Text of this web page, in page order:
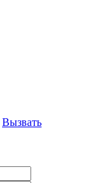
Вызвать